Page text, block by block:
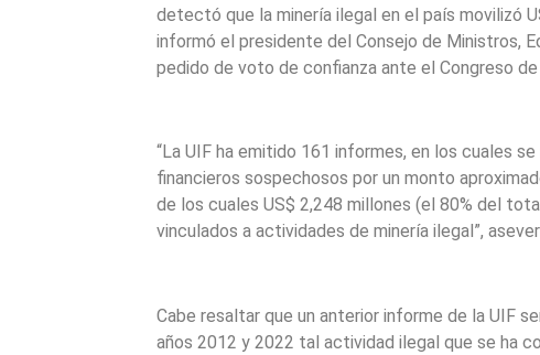
detectó que la minería ilegal en el país movilizó
informó el presidente del Consejo de Ministros,
pedido de voto de confianza ante el Congreso de
“La UIF ha emitido 161 informes, en los cuales
financieros sospechosos por un monto
de los cuales US$ 2,248 millones (el 80% del
vinculados a actividades de minería ilegal”,
Cabe resaltar que un anterior informe de la UIF
años 2012 y 2022 tal actividad ilegal que se ha